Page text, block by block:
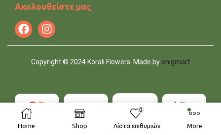
Home Shop
0
Λίστα επιθυμιών More
Ακολουθείστε μας
Copyright © 2024 Korali Flowers. Made by enigmart